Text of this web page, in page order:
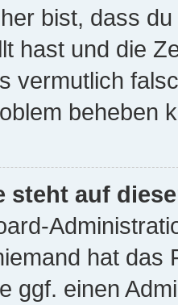
bist, dass
hast und die
vermutlich
beheben
steht auf
hat das
ggf. einen